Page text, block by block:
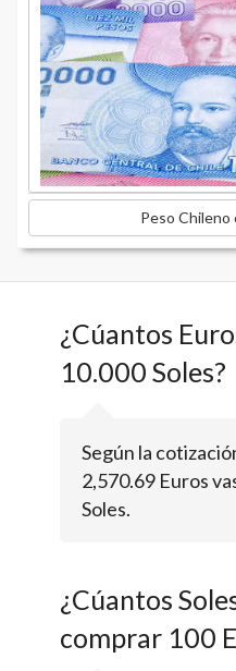
Peso Chileno
¿Cúantos
10.000 Soles?
Según la
2,570.69 Euros
Soles.
¿Cúantos
comprar 100